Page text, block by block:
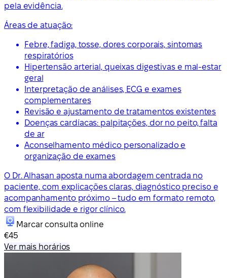
pela evidência.
Áreas de atuação:
Febre, fadiga, tosse, dores corporais, sintomas
respiratórios
Hipertensão arterial, queixas digestivas e mal-estar
geral
Interpretação de análises, ECG e exames
complementares
Revisão e ajustamento de tratamentos existentes
Doenças cardíacas: palpitações, dor no peito, falta
de ar
Aconselhamento médico personalizado e
organização de exames
O Dr. Alhasan aposta numa abordagem centrada no
paciente, com explicações claras, diagnóstico preciso e
acompanhamento próximo – tudo em formato remoto,
com flexibilidade e rigor clínico.
Marcar consulta online
€45
Ver mais horários